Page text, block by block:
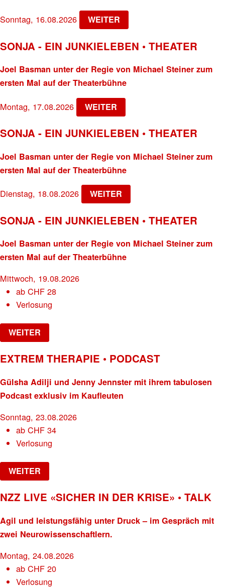
Sonntag, 16.08.2026 WEITER
SONJA - EIN JUNKIELEBEN • THEATER
Joel Basman unter der Regie von Michael Steiner zum
ersten Mal auf der Theaterbühne
Montag, 17.08.2026 WEITER
SONJA - EIN JUNKIELEBEN • THEATER
Joel Basman unter der Regie von Michael Steiner zum
ersten Mal auf der Theaterbühne
Dienstag, 18.08.2026 WEITER
SONJA - EIN JUNKIELEBEN • THEATER
Joel Basman unter der Regie von Michael Steiner zum
ersten Mal auf der Theaterbühne
Mittwoch, 19.08.2026
abCHF 28
Verlosung
WEITER
EXTREM THERAPIE • PODCAST
Gülsha Adilji und Jenny Jennster mit ihrem tabulosen
Podcast exklusiv im Kaufleuten
Sonntag, 23.08.2026
abCHF 34
Verlosung
WEITER
NZZ LIVE «SICHER IN DER KRISE» • TALK
Agil und leistungsfähig unter Druck – im Gespräch mit
zwei Neurowissenschaftlern.
Montag, 24.08.2026
abCHF 20
Verlosung